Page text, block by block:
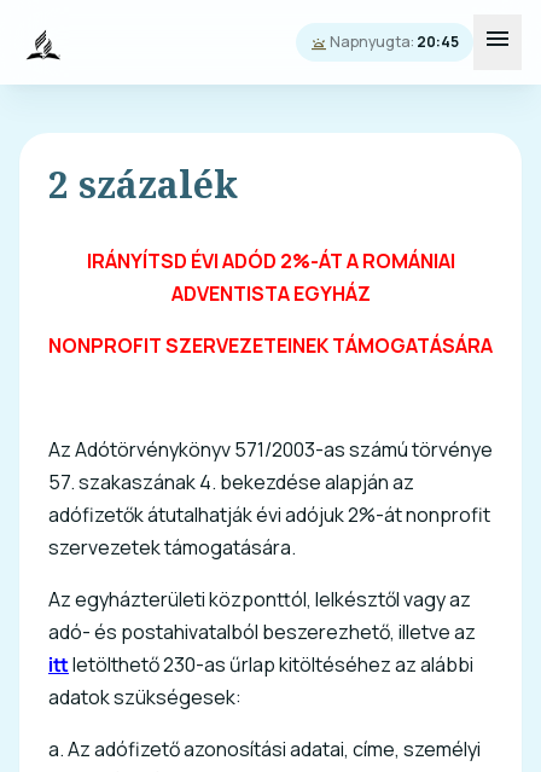
wb_twilight Napnyugta: 20:45 menu
2 százalék
IRÁNYÍTSD ÉVI ADÓD 2%-ÁT A ROMÁNIAI
ADVENTISTA EGYHÁZ
NONPROFIT SZERVEZETEINEK TÁMOGATÁSÁRA
Az Adótörvénykönyv 571/2003-as számú törvénye
57. szakaszának 4. bekezdése alapján az
adófizetők átutalhatják évi adójuk 2%-át nonprofit
szervezetek támogatására.
Az egyházterületi központtól, lelkésztől vagy az
adó- és postahivatalból beszerezhető, illetve az
ittletölthető 230-as űrlap kitöltéséhez az alábbi
adatok szükségesek:
a. Az adófizető azonosítási adatai, címe, személyi